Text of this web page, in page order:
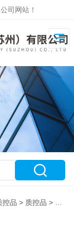
司网站！
控品 > 质控品 > 人尿液中镉检测质控品